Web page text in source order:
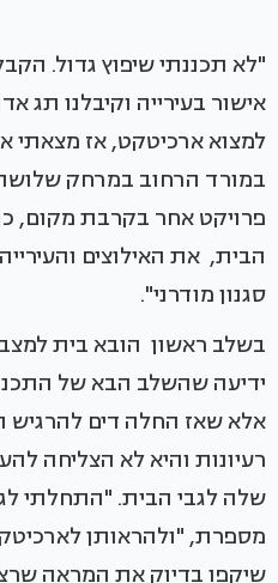
"לא תכננתי שיפוץ גדול.
אישור בעירייה וקיבלנו תג
למצוא ארכיטקט, אז מצאתי
במורד הרחוב במרחק
פרויקט אחר בקרבת מקום,
הבית, את האילוצים
סגנון מודרני".
בשלב ראשון הובא בית למצב
ידיעה שהשלב הבא של
אלא שאז החלה דים להרגיש
רעיונות והיא לא הצליחה
שלה לגבי הבית. "התחלתי
מספרת, "ולהראותן
שיקפו בדיוק את המראה